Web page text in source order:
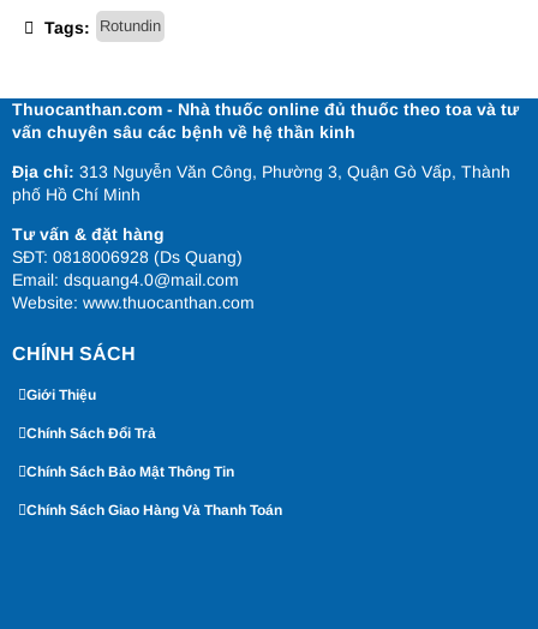
Tags: Rotundin
Thuocanthan.com - Nhà thuốc online đủ thuốc theo toa và tư
vấn chuyên sâu các bệnh về hệ thần kinh
Địa chỉ: 313 Nguyễn Văn Công, Phường 3, Quận Gò Vấp, Thành
phố Hồ Chí Minh
Tư vấn & đặt hàng
SĐT: 0818006928 (Ds Quang)
Email: dsquang4.0@mail.com
Website: www.thuocanthan.com
CHÍNH SÁCH
Giới Thiệu
Chính Sách Đổi Trả
Chính Sách Bảo Mật Thông Tin
Chính Sách Giao Hàng Và Thanh Toán